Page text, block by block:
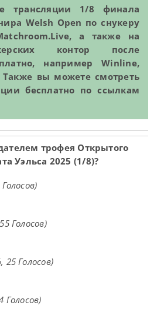
трансляции 1/8 финала
Welsh Open по снукеру
а также на
контор после
например Winline,
Также вы можете смотреть
бесплатно по ссылкам
трофея Открытого
Уэльса 2025 (1/8)?
Голосов)
25 Голосов)
Голосов)